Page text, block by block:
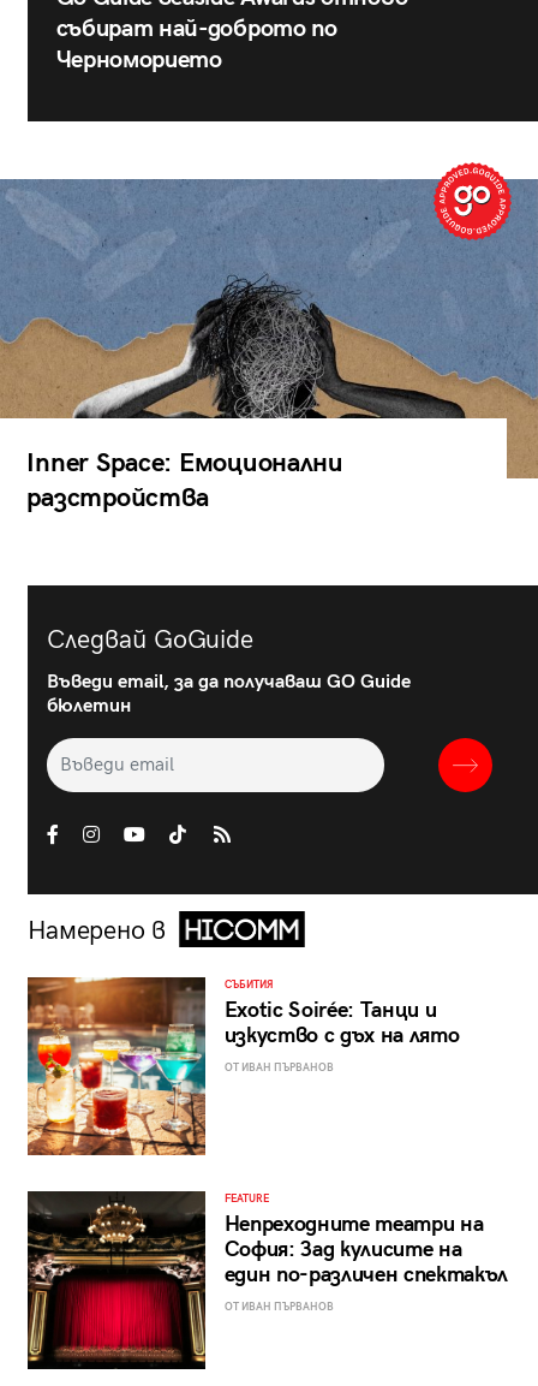
събират най-доброто по
Черноморието
Inner Space: Емоционални
разстройства
Следвай GoGuide
Въведи email, за да получаваш GO Guide
бюлетин
Намерено в
СЪБИТИЯ
Exotic Soirée: Танци и
изкуство с дъх на лято
ОТ ИВАН ПЪРВАНОВ
FEATURE
Непреходните театри на
София: Зад кулисите на
един по-различен спектакъл
ОТ ИВАН ПЪРВАНОВ